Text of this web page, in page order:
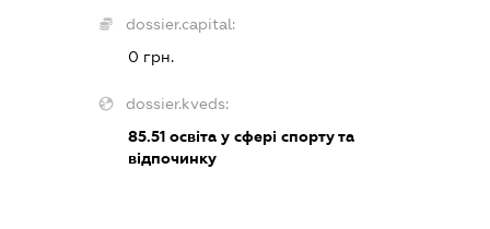
dossier.capital:
0 грн.
dossier.kveds:
85.51 освіта у сфері спорту та
відпочинку